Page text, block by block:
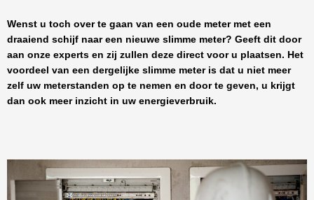
Wenst u toch over te gaan van een oude meter met een
draaiend schijf naar een nieuwe slimme meter? Geeft dit door
aan onze experts en zij zullen deze direct voor u plaatsen. Het
voordeel van een dergelijke slimme meter is dat u niet meer
zelf uw meterstanden op te nemen en door te geven, u krijgt
dan ook meer inzicht in uw energieverbruik.